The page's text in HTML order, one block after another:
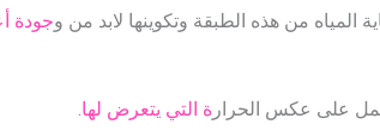
من هذه الطبقة وتكوينها لابد من وجودة
على عكس الحرار ة التي يتعرض لها.